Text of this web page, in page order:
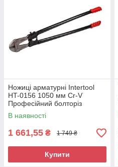
Ножиці арматурні Intertool
HT-0156 1050 мм Cr-V
Професійний болторіз
Інструмент для різання
арматури
В наявності
1 661,55 ₴ 1 749 ₴
Купити